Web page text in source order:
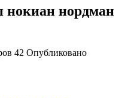
нордман
42 Опубликовано